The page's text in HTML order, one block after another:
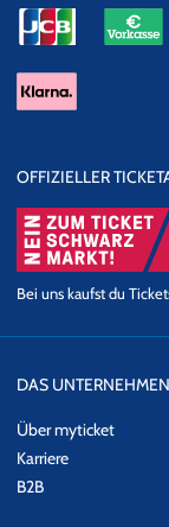
OFFIZIELLER
Bei uns kaufst du
DAS UNTERNEHMEN
Über myticket
Karriere
B2B